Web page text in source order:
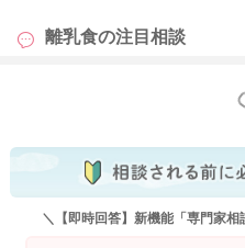
離乳食の注目相談
もっ
＼【即時回答】新機能「専門家